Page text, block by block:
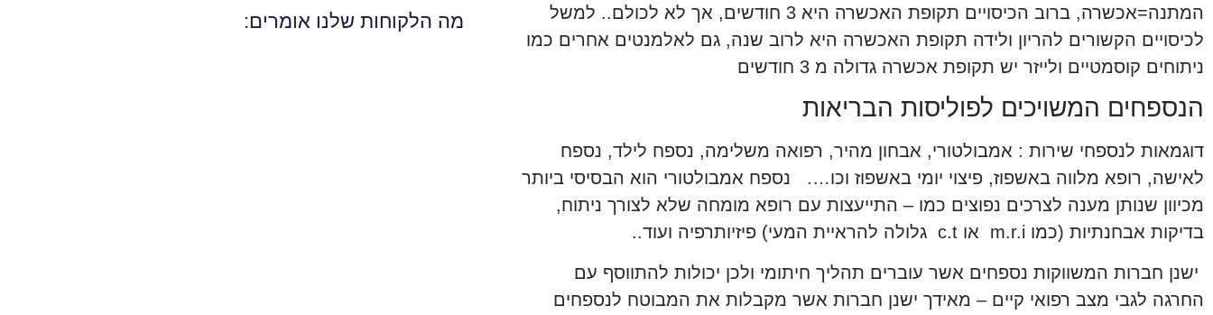
המתנה=אכשרה, ברוב הכיסויים תקופת האכשרה היא 3 חודשים, אך לא לכולם.. למשל
לכיסויים הקשורים להריון ולידה תקופת האכשרה היא לרוב שנה, גם לאלמנטים אחרים כמו
ניתוחים קוסמטיים ולייזר יש תקופת אכשרה גדולה מ 3 חודשים
הנספחים המשויכים לפוליסות הבריאות
דוגמאות לנספחי שירות : אמבולטורי, אבחון מהיר, רפואה משלימה, נספח לילד, נספח
לאישה, רופא מלווה באשפוז, פיצוי יומי באשפוז וכו…. נספח אמבולטורי הוא הבסיסי ביותר
מכיוון שנותן מענה לצרכים נפוצים כמו – התייעצות עם רופא מומחה שלא לצורך ניתוח,
בדיקות אבחנתיות (כמו m.r.i או c.t גלולה להראיית המעי) פיזיותרפיה ועוד..
ישנן חברות המשווקות נספחים אשר עוברים תהליך חיתומי ולכן יכולות להתווסף עם
החרגה לגבי מצב רפואי קיים – מאידך ישנן חברות אשר מקבלות את המבוטח לנספחים
מה הלקוחות שלנו אומרים: